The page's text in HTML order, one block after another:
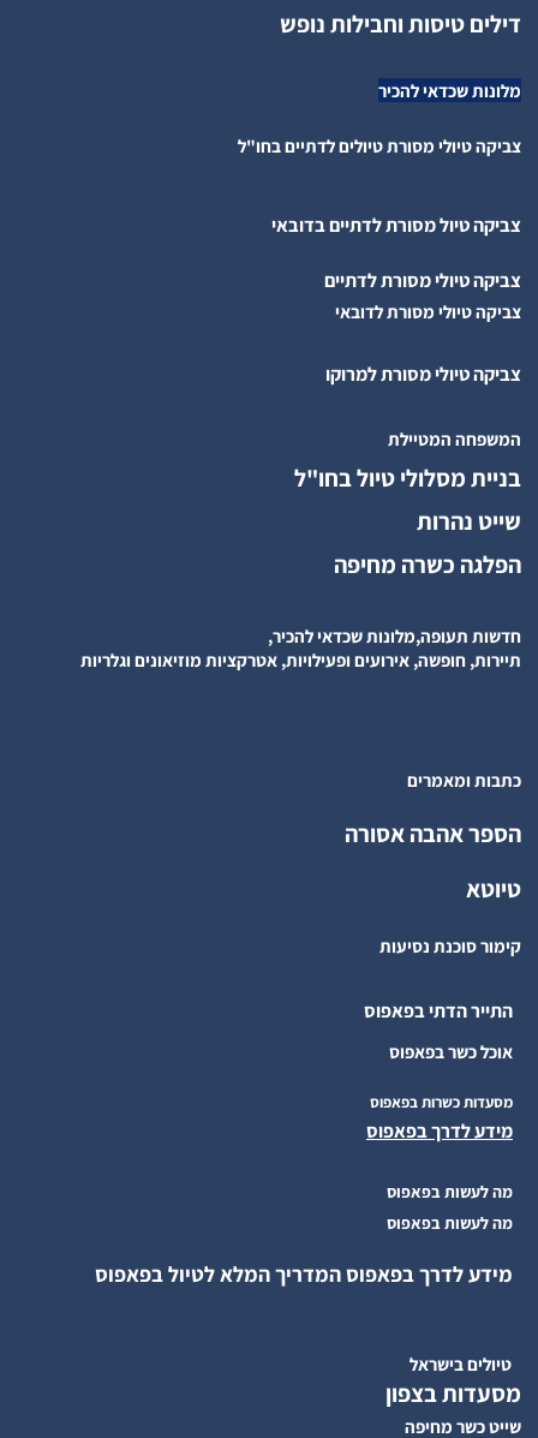
דילים טיסות וחבילות נופש
מלונות שכדאי להכיר
צביקה טיולי מסורת טיולים לדתיים בחו"ל
צביקה טיול מסורת לדתיים בדובאי
צביקה טיולי מסורת לדתיים
צביקה טיולי מסורת לדובאי
צביקה טיולי מסורת למרוקו
המשפחה המטיילת
בניית מסלולי טיול בחו"ל
שייט נהרות
הפלגה כשרה מחיפה
חדשות תעופה,מלונות שכדאי להכיר,
תיירות, חופשה, אירועים ופעילויות, אטרקציות מוזיאונים וגלריות
כתבות ומאמרים
הספר אהבה אסורה
טיוטא
קימור סוכנת נסיעות
התייר הדתי בפאפוס
אוכל כשר בפאפוס
מסעדות כשרות בפאפוס
מידע לדרך בפאפוס
מה לעשות בפאפוס
מה לעשות בפאפוס
מידע לדרך בפאפוס המדריך המלא לטיול בפאפוס
טיולים בישראל
מסעדות בצפון
שייט כשר מחיפה